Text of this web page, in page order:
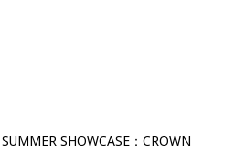
SHOWCASE：CROWN